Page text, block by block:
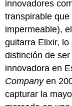
innovadores
transpirable
impermeable),
guitarra Elixir,
distinción de
innovadora en
Companyen
capturar la